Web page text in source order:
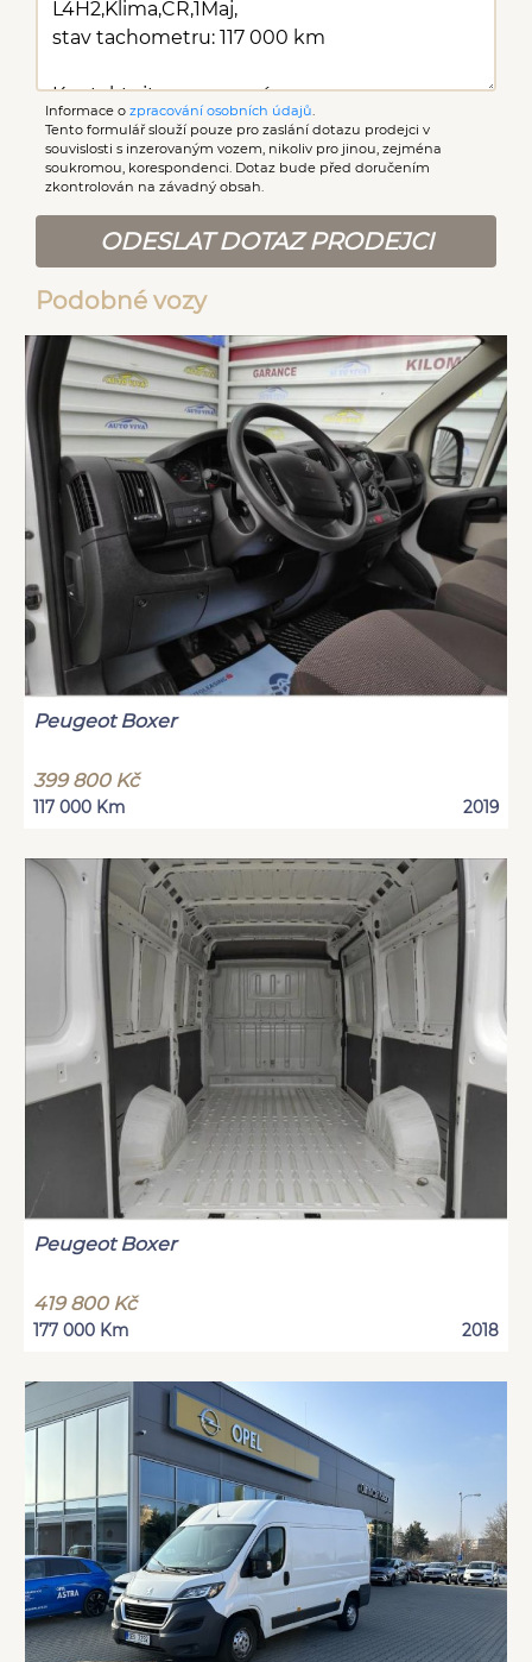
Informace o zpracování osobních údajů
Tento formulář slouží pouze pro zaslání dotazu prodejci v
souvislosti s inzerovaným vozem, nikoliv pro jinou, zejména
soukromou, korespondenci. Dotaz bude před doručením
zkontrolován na závadný obsah.
ODESLAT DOTAZ PRODEJCI
Podobné vozy
Peugeot Boxer
399 800 Kč
117 000 Km 2019
Peugeot Boxer
419 800 Kč
177 000 Km 2018